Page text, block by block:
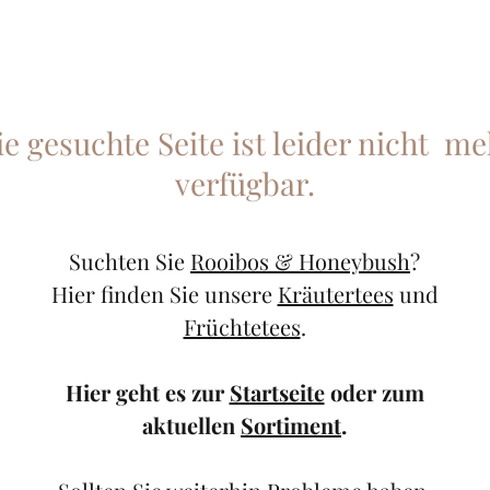
gesuchte Seite ist leider nicht
verfügbar.
Suchten Sie Rooibos & Honeybush?
Hier finden Sie unsere Kräutertees und
Früchtetees.
Hier geht es zurStartseiteoder zum
aktuellen Sortiment.